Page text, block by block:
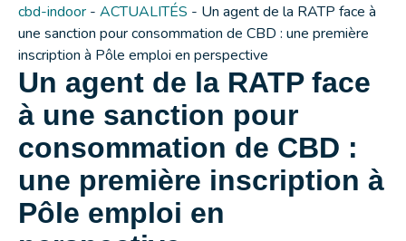
cbd-indoor - ACTUALITÉS - Un agent de la RATP face à
une sanction pour consommation de CBD : une première
inscription à Pôle emploi en perspective
Un agent de la RATP face
à une sanction pour
consommation de CBD :
une première inscription à
Pôle emploi en